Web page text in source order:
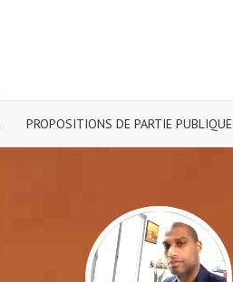
PROPOSITIONS DE PARTIE PUBLIQUE